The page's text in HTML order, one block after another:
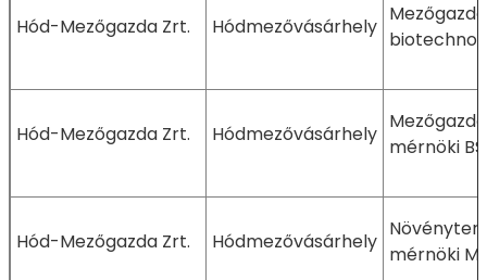
Hód-Mezőgazda Zrt. Hódmezővásárhely
Hód-Mezőgazda Zrt. Hódmezővásárhely
mérnöki
Hód-Mezőgazda Zrt. Hódmezővásárhely
mérnöki